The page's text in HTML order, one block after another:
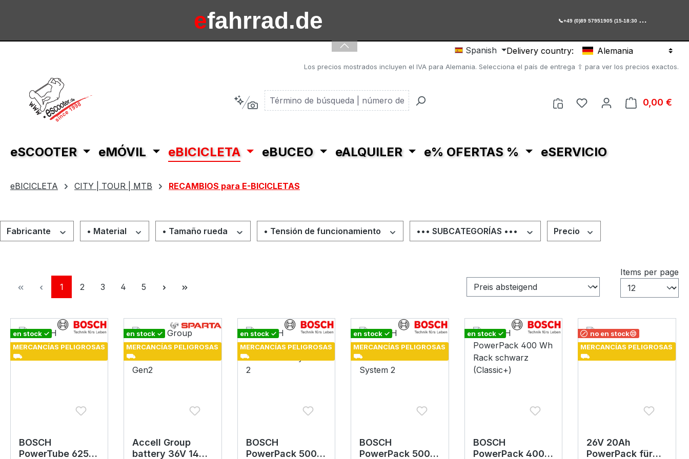
scooter.de
efahrrad.de 
+49 (0)89 57951905 (15-18:30 Uhr)
Spanish Delivery country: Alemania
Los precios mostrados incluyen el IVA para Alemania. Selecciona el país de entrega ⇧ para ver los precios exactos.
Tienes 0 artículos en tu
0,00 €
eSCOOTER eMÓVIL eBICICLETA eBUCEO eALQUILER e% OFERTAS % eSERVICIO
eBICICLETA CITY | TOUR | MTB RECAMBIOS para E-BICICLETAS
Fabricante • Material • Tamaño rueda • Tensión de funcionamiento ••• SUBCATEGORÍAS ••• Precio
Página
1 Página
2 Página
3 Página
4 Página
5
Items per page
en stock ✓
MERCANCÍAS PELIGROSAS
⛟
BOSCH
PowerTube 625
en stock ✓
MERCANCÍAS PELIGROSAS
⛟
Accell Group
battery 36V 14Ah
en stock ✓
MERCANCÍAS PELIGROSAS
⛟
BOSCH
PowerPack 500
en stock ✓
MERCANCÍAS PELIGROSAS
⛟
BOSCH
PowerPack 500
en stock ✓
BOSCH
PowerPack 400
no en stock😒
MERCANCÍAS PELIGROSAS
⛟
26V 20Ah
PowerPack für